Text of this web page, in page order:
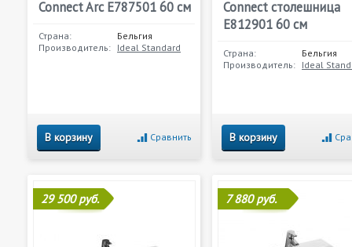
Connect Arc E787501 60 см
Страна:
Бельгия
Производитель: Ideal Standard
В корзину Сравнить
Connect столешница
E812901 60 см
Страна:
Бельгия
Производитель: Ideal
В корзину
29 500 руб. 7 880 руб.